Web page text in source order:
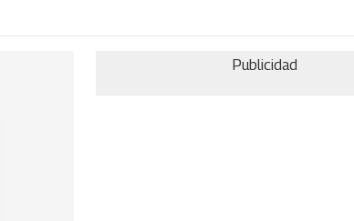
Publicidad